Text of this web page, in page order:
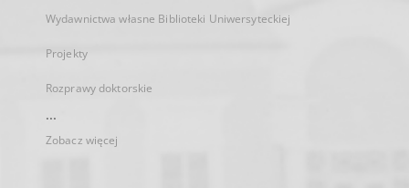
Wydawnictwa własne Biblioteki Uniwersyteckiej
Projekty
Rozprawy doktorskie
...
Zobacz więcej